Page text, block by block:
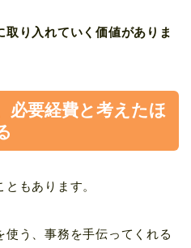
り入れていく価値がありま
必要経費と考えたほ
もあります。
う、事務を手伝ってくれる